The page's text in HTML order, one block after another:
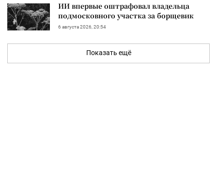
ИИ впервые оштрафовал владельца
подмосковного участка за борщевик
6 августа 2026, 20:54
Показать ещё